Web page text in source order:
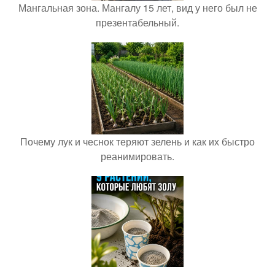
Мангальная зона. Мангалу 15 лет, вид у него был не
презентабельный.
Почему лук и чеснок теряют зелень и как их быстро
реанимировать.